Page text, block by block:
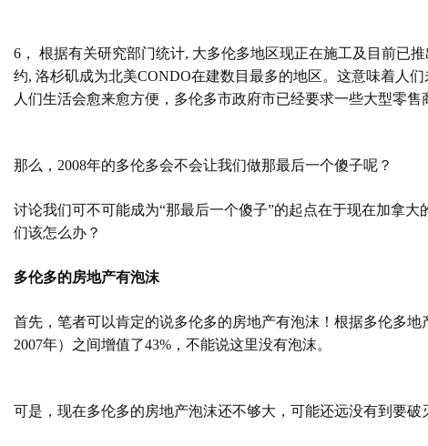
6 ， 根据有关研究部门统计, 大多伦多地区现正在施工及目前已
约, 洛杉矶成为北美CONDO在建数目最多的地区。这意味着人
人们生活会愈来愈方便，多伦多市政府市已经要求一些大型零售
那么， 2008年的多伦多会不会让我们做那最后一个傻子呢？
讨论我们可不可能成为“那最后一个傻子”的起点在于现在加拿
们该怎么办？
多伦多的房地产有泡沫
首先，笔者可以肯定的说多伦多的房地产有泡沫！根据多伦多地
2007年）之间增值了43% ，不能说这里没有泡沫。
可是，现在多伦多的房地产泡沫还不够大，可能还远没有到要破